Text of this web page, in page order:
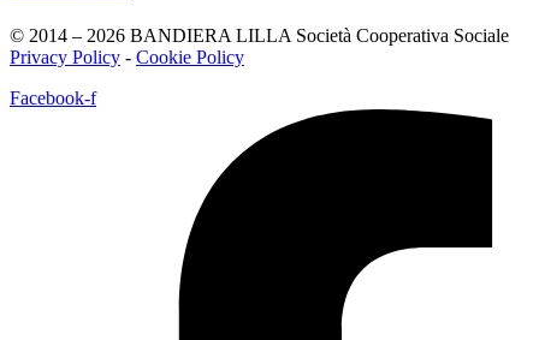
© 2014 – 2026 BANDIERA LILLA Società Cooperativa Sociale
Privacy Policy - Cookie Policy
Facebook-f